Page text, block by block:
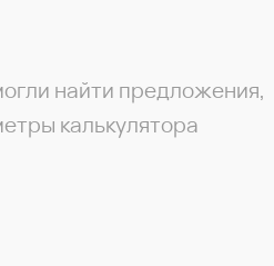
найти предложения,
калькулятора